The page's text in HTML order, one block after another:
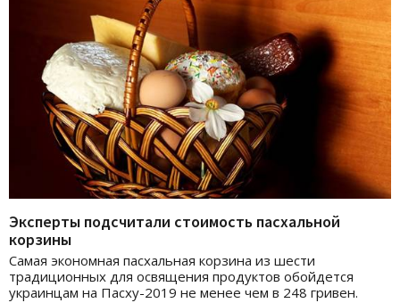
Эксперты подсчитали стоимость пасхальной
корзины
Самая экономная пасхальная корзина из шести
традиционных для освящения продуктов обойдется
украинцам на Пасху-2019 не менее чем в 248 гривен.